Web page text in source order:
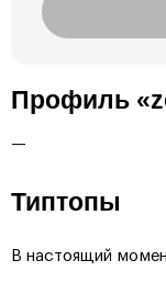
Профиль
—
Типтопы
В настоящий